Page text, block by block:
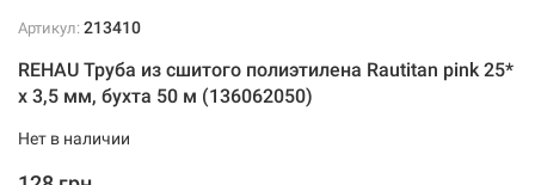
Артикул: 213410
REHAU Труба из сшитого полиэтилена Rautitan pink 25*
x 3,5 мм, бухта 50 м (136062050)
Нет в наличии